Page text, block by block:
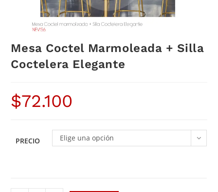
Mesa Coctel Marmoleada + Silla
Coctelera Elegante
$72.100
PRECIO Elige una opción